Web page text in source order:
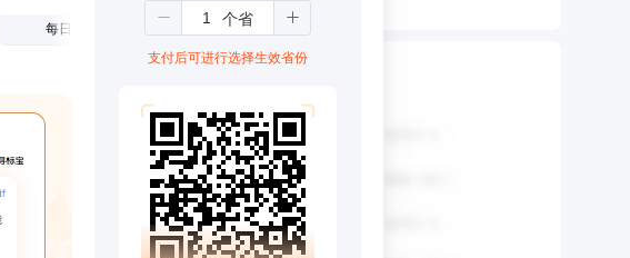
每日仅1.08元
支付后可进行选择生效省份